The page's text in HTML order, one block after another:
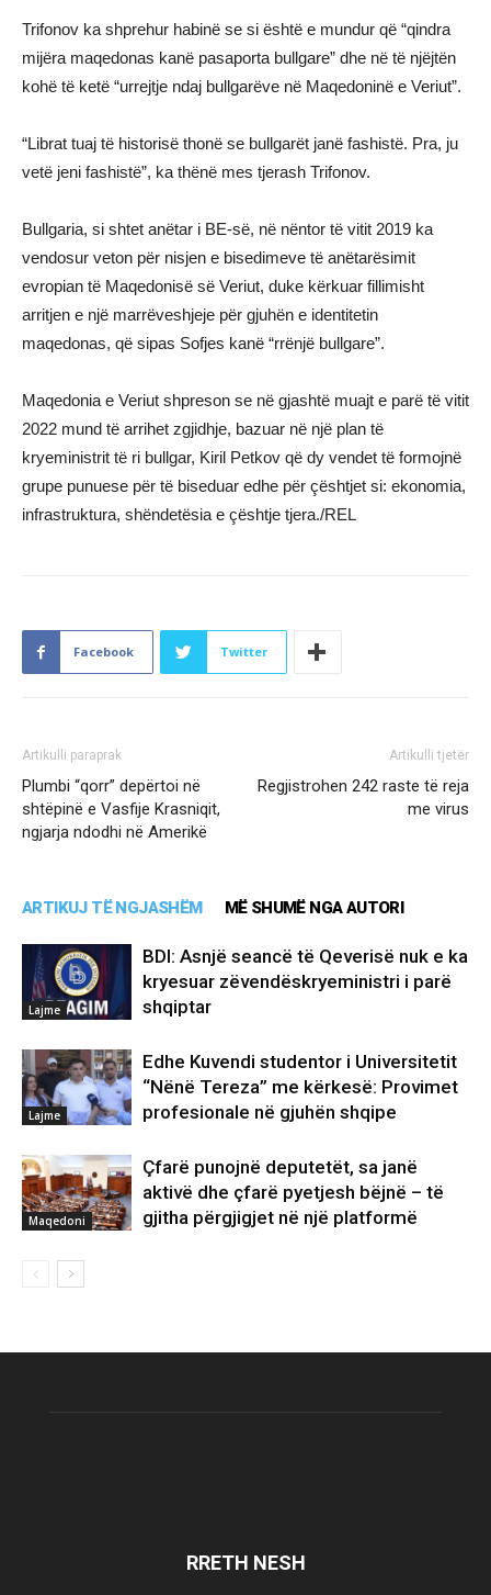
Trifonov ka shprehur habinë se si është e mundur që “qindra
mijëra maqedonas kanë pasaporta bullgare” dhe në të njëjtën
kohë të ketë “urrejtje ndaj bullgarëve në Maqedoninë e Veriut”.
“Librat tuaj të historisë thonë se bullgarët janë fashistë. Pra, ju
vetë jeni fashistë”, ka thënë mes tjerash Trifonov.
Bullgaria, si shtet anëtar i BE-së, në nëntor të vitit 2019 ka
vendosur veton për nisjen e bisedimeve të anëtarësimit
evropian të Maqedonisë së Veriut, duke kërkuar fillimisht
arritjen e një marrëveshjeje për gjuhën e identitetin
maqedonas, që sipas Sofjes kanë “rrënjë bullgare”.
Maqedonia e Veriut shpreson se në gjashtë muajt e parë të vitit
2022 mund të arrihet zgjidhje, bazuar në një plan të
kryeministrit të ri bullgar, Kiril Petkov që dy vendet të formojnë
grupe punuese për të biseduar edhe për çështjet si: ekonomia,
infrastruktura, shëndetësia e çështje tjera./REL
Facebook Twitter
Artikulli paraprak
Plumbi “qorr” depërtoi në
shtëpinë e Vasfije Krasniqit,
ngjarja ndodhi në Amerikë
Artikulli tjetër
Regjistrohen 242 raste të reja
me virus
ARTIKUJ TË NGJASHËM MË SHUMË NGA AUTORI
Lajme
BDI: Asnjë seancë të Qeverisë nuk e ka
kryesuar zëvendëskryeministri i parë
shqiptar
Lajme
Edhe Kuvendi studentor i Universitetit
“Nënë Tereza” me kërkesë: Provimet
profesionale në gjuhën shqipe
Maqedoni
Çfarë punojnë deputetët, sa janë
aktivë dhe çfarë pyetjesh bëjnë – të
gjitha përgjigjet në një platformë
RRETH NESH